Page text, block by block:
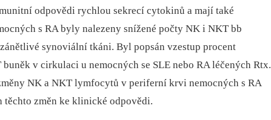
odpovědi rychlou sekrecí cytokinů a mají také
s RA byly nalezeny snížené počty NK i NKT bb
synoviální tkáni. Byl popsán vzestup procent
v cirkulaci u nemocných se SLE nebo RA léčených Rtx.
NK a NKT lymfocytů v periferní krvi nemocných s RA
těchto změn ke klinické odpovědi.